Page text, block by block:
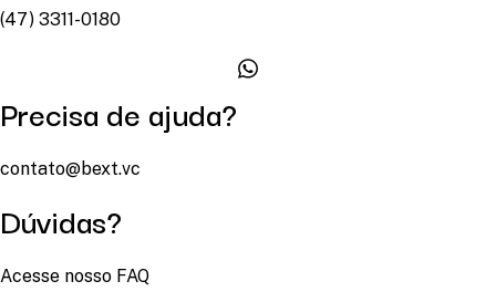
(47) 3311-0180
Precisa de ajuda?
contato@bext.vc
Dúvidas?
Acesse nosso FAQ